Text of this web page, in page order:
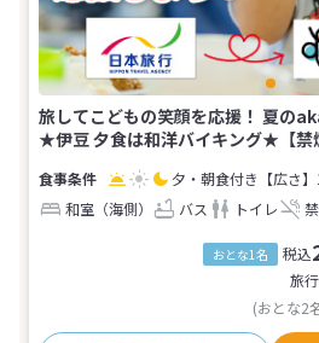
旅してこどもの笑顔を応援！ 夏の
★伊豆 夕食は和洋バイキング★【禁
夕・朝食付き 【広さ
和室（海側）
バス トイレ
おとな1名 税込
旅
(おとな2